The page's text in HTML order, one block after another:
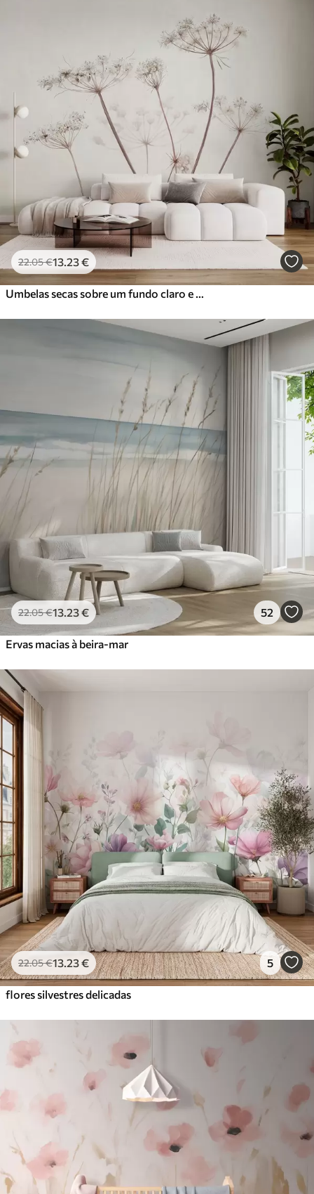
22.05€13 .23€
22.05€13 .23€ 52
Ervas macias à beira-mar
22.05€13 .23€ 5
flores silvestres delicadas